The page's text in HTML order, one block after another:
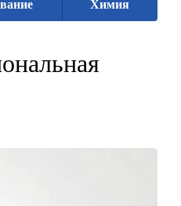
Химия